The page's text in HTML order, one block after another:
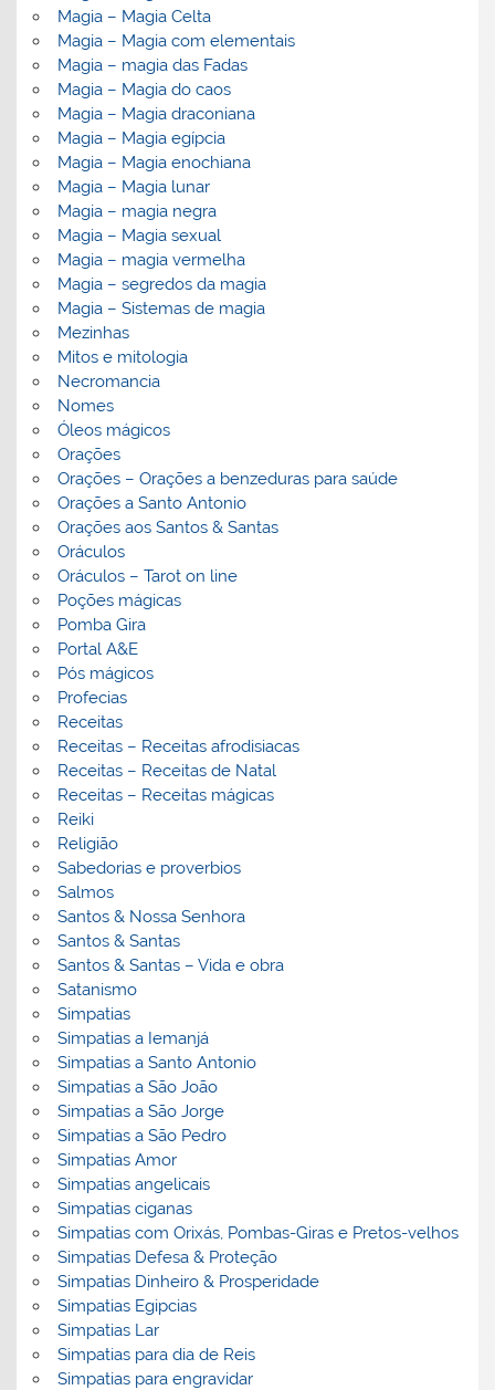
Magia – Magia Celta
Magia – Magia com elementais
Magia – magia das Fadas
Magia – Magia do caos
Magia – Magia draconiana
Magia – Magia egípcia
Magia – Magia enochiana
Magia – Magia lunar
Magia – magia negra
Magia – Magia sexual
Magia – magia vermelha
Magia – segredos da magia
Magia – Sistemas de magia
Mezinhas
Mitos e mitologia
Necromancia
Nomes
Óleos mágicos
Orações
Orações – Orações a benzeduras para saúde
Orações a Santo Antonio
Orações aos Santos & Santas
Oráculos
Oráculos – Tarot on line
Poções mágicas
Pomba Gira
Portal A&E
Pós mágicos
Profecias
Receitas
Receitas – Receitas afrodisiacas
Receitas – Receitas de Natal
Receitas – Receitas mágicas
Reiki
Religião
Sabedorias e proverbios
Salmos
Santos & Nossa Senhora
Santos & Santas
Santos & Santas – Vida e obra
Satanismo
Simpatias
Simpatias a Iemanjá
Simpatias a Santo Antonio
Simpatias a São João
Simpatias a São Jorge
Simpatias a São Pedro
Simpatias Amor
Simpatias angelicais
Simpatias ciganas
Simpatias com Orixás, Pombas-Giras e Pretos-velhos
Simpatias Defesa & Proteção
Simpatias Dinheiro & Prosperidade
Simpatias Egipcias
Simpatias Lar
Simpatias para dia de Reis
Simpatias para engravidar